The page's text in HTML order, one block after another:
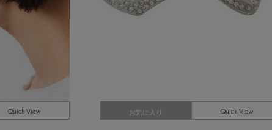
ケース
Quick View お気に入り Quick View